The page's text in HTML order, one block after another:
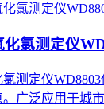
氯测定仪
氯测定仪
广泛应用于城